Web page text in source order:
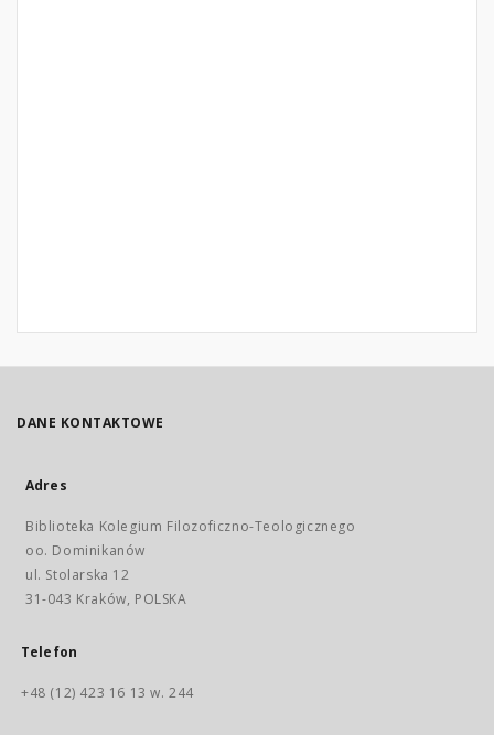
DANE KONTAKTOWE
Adres
Biblioteka Kolegium Filozoficzno-Teologicznego
oo. Dominikanów
ul. Stolarska 12
31-043 Kraków, POLSKA
Telefon
+48 (12) 423 16 13 w. 244